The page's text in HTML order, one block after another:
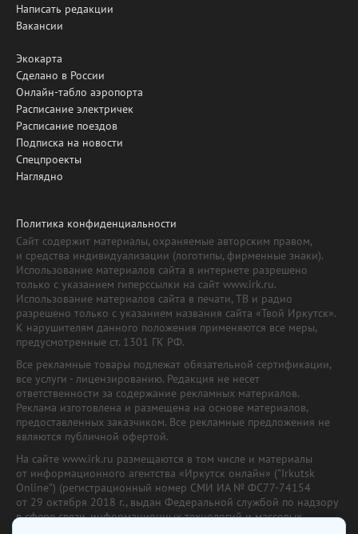
Написать редакции
Вакансии
Экокарта
Сделано в России
Онлайн-табло аэропорта
Расписание электричек
Расписание поездов
Подписка на новости
Спецпроекты
Наглядно
Политика конфиденциальности
Сайт содержит материалы, охраняемые авторским правом,
и средства индивидуализации (логотипы, фирменные знаки).
Использование материалов сайта в интернете разрешено
только с указанием гиперссылки на сайт www.irk.ru.
Использование материалов сайта в печати, ТВ и радио
разрешено только с указанием названия сайта «Твой Иркутск».
К нарушителям данного положения применяются все меры,
предусмотренные ст. 1301 ГК РФ.
Все рекламные товары подлежат обязательной сертификации,
все услуги - лицензированию. Редакция не несет
ответственности за содержание рекламных материалов.
Реклама изготовлена и размещена на основе материалов,
предоставленных заказчиком. Все рекламные предложения не
являются публичной офертой.
На сайте www.irk.ru размещаются в том числе и материалы
от информационного агентства «Иркутск онлайн» ("Irkutsk
Online") (регистрационный номер СМИ ИА № ФС77-74154
от 29 октября 2018 г., выдан Федеральной службой по надзору
в сфере связи, информационных технологий и массовых